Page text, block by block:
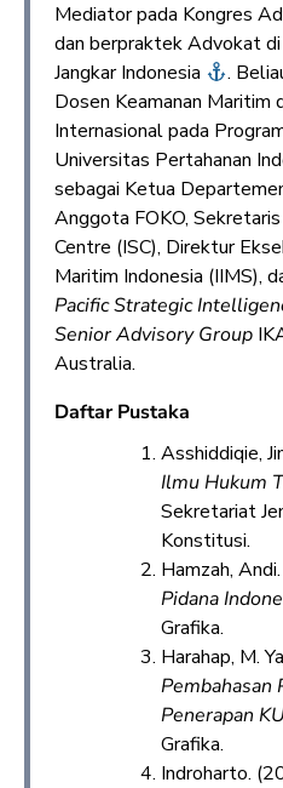
Mediator pada Kongres
dan berpraktek Advokat
Jangkar Indonesia
.
Dosen Keamanan Maritim
Internasional pada
Universitas Pertahanan
sebagai Ketua
Anggota FOKO,
Centre (ISC), Direktur
Maritim Indonesia (IIMS),
Pacific Strategic
Senior Advisory Group
Australia.
Daftar Pustaka
Asshiddiqie,
Ilmu Hukum
Sekretariat
Konstitusi.
Hamzah,
Pidana
Grafika.
Harahap, M.
Pembahasan
Penerapan
Grafika.
Indroharto.